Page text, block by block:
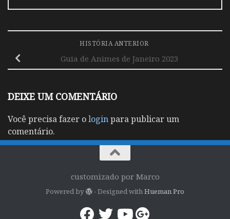
HISTÓRIA ANTERIOR
Guia de Animes de Janeiro 2023
DEIXE UM COMENTÁRIO
Você precisa fazer ologinpara publicar um
comentário.
customizado por Marco
Powered by - Designed withHueman Pro